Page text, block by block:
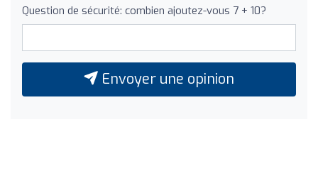
Question de sécurité: combien ajoutez-vous 7 + 10?
Envoyer une opinion